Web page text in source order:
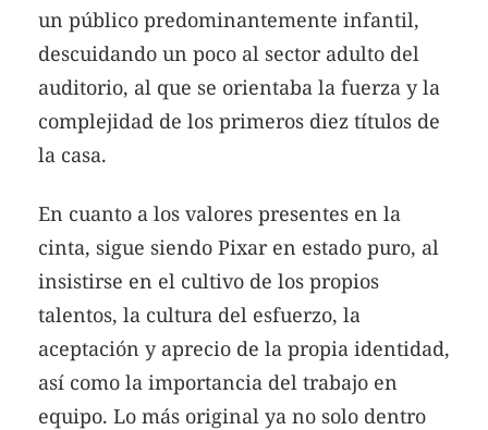
un público predominantemente infantil,
descuidando un poco al sector adulto del
auditorio, al que se orientaba la fuerza y la
complejidad de los primeros diez títulos de
la casa.
En cuanto a los valores presentes en la
cinta, sigue siendo Pixar en estado puro, al
insistirse en el cultivo de los propios
talentos, la cultura del esfuerzo, la
aceptación y aprecio de la propia identidad,
así como la importancia del trabajo en
equipo. Lo más original ya no solo dentro